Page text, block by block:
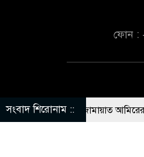
ফোন :
সংবাদ শিরোনাম ::
প্রশ্ন জামায়াত আমিরের ইসরায়েল